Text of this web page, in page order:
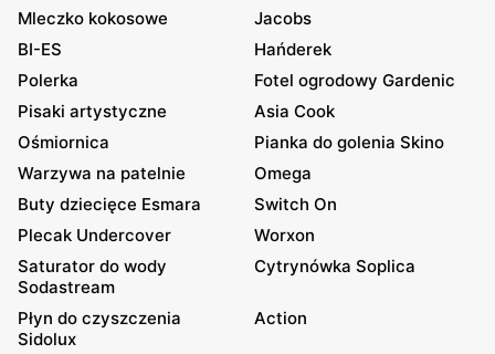
Mleczko kokosowe
Jacobs
BI-ES
Hańderek
Polerka
Fotel ogrodowy Gardenic
Pisaki artystyczne
Asia Cook
Ośmiornica
Pianka do golenia Skino
Warzywa na patelnie
Omega
Buty dziecięce Esmara
Switch On
Plecak Undercover
Worxon
Saturator do wody
Sodastream
Cytrynówka Soplica
Płyn do czyszczenia
Sidolux
Action